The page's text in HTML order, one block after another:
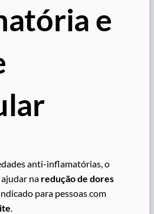
e
anti-inflamatórias, o
na redução de dores
para pessoas com